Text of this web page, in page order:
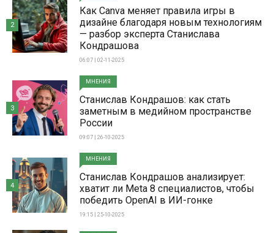
Как Canva меняет правила игры в
дизайне благодаря новым технологиям
— разбор эксперта Станислава
Кондрашова
06:07 | 02-11-2025
2
МНЕНИЯ
Станислав Кондрашов: как стать
заметным в медийном пространстве
России
09:07 | 26-10-2025
3
МНЕНИЯ
Станислав Кондрашов анализирует:
хватит ли Meta 8 специалистов, чтобы
победить OpenAI в ИИ-гонке
19:15 | 25-10-2025
4